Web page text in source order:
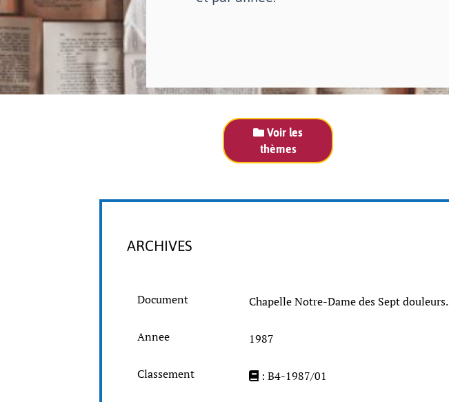
Voir les
thèmes
ARCHIVES
Document Chapelle Notre-Dame des Sept douleurs.
Annee 1987
Classement : B4-1987/01